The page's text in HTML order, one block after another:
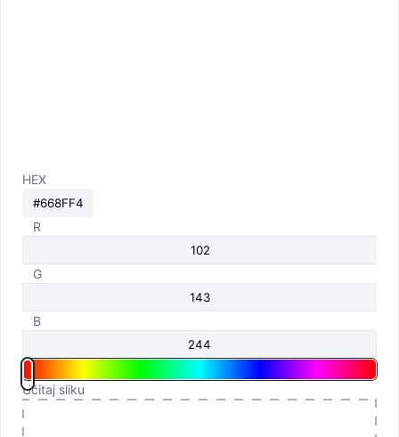
HEX
R
G
B
Učitaj sliku